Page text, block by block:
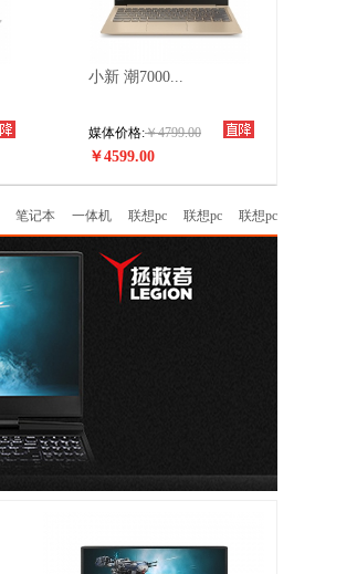
小新 潮7000...
媒体价格:￥4799.00
￥4599.00
笔记本 一体机 联想pc 联想pc 联想pc